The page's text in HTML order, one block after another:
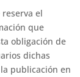
reserva el
que
obligación de
dichas
publicación en